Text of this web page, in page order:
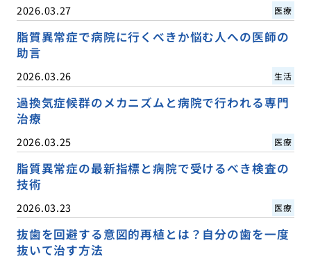
2026.03.27 医療
脂質異常症で病院に行くべきか悩む人への医師の
助言
2026.03.26 生活
過換気症候群のメカニズムと病院で行われる専門
治療
2026.03.25 医療
脂質異常症の最新指標と病院で受けるべき検査の
技術
2026.03.23 医療
抜歯を回避する意図的再植とは？自分の歯を一度
抜いて治す方法